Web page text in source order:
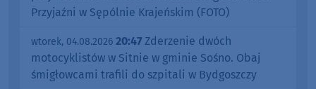
Przyjaźni w Sępólnie Krajeńskim (FOTO)
wtorek, 04.08.2026 20:47 Zderzenie dwóch
motocyklistów w Sitnie w gminie Sośno. Obaj
śmigłowcami trafili do szpitali w Bydgoszczy